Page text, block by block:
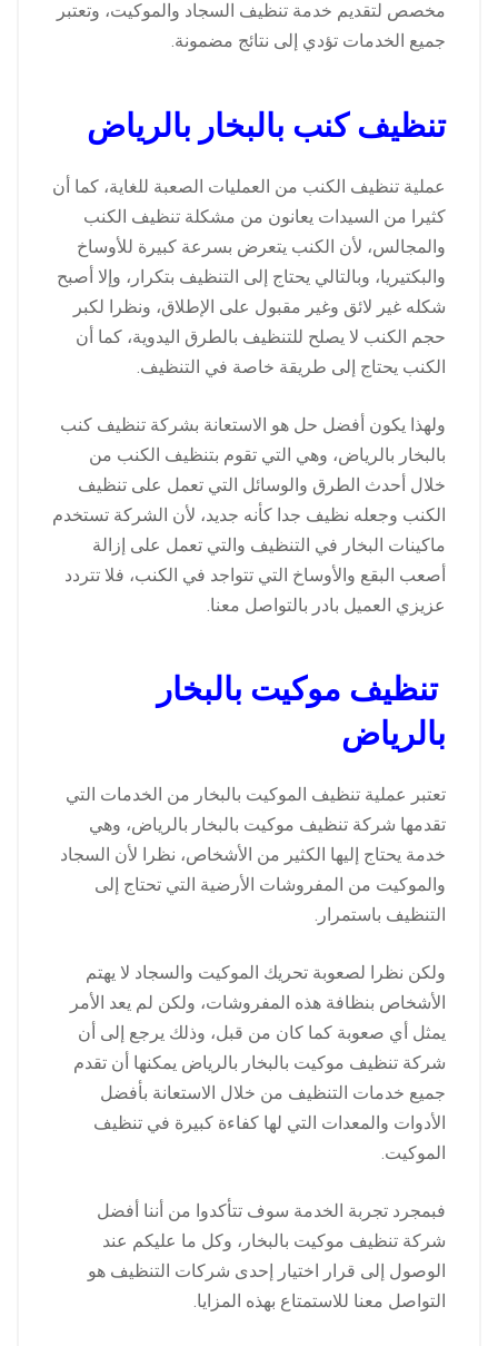
مخصص لتقديم خدمة تنظيف السجاد والموكيت، وتعتبر
جميع الخدمات تؤدي إلى نتائج مضمونة.
تنظيف كنب بالبخار بالرياض
عملية تنظيف الكنب من العمليات الصعبة للغاية، كما أن
كثيرا من السيدات يعانون من مشكلة تنظيف الكنب
والمجالس، لأن الكنب يتعرض بسرعة كبيرة للأوساخ
والبكتيريا، وبالتالي يحتاج إلى التنظيف بتكرار، وإلا أصبح
شكله غير لائق وغير مقبول على الإطلاق، ونظرا لكبر
حجم الكنب لا يصلح للتنظيف بالطرق اليدوية، كما أن
الكنب يحتاج إلى طريقة خاصة في التنظيف.
ولهذا يكون أفضل حل هو الاستعانة بشركة تنظيف كنب
بالبخار بالرياض، وهي التي تقوم بتنظيف الكنب من
خلال أحدث الطرق والوسائل التي تعمل على تنظيف
الكنب وجعله نظيف جدا كأنه جديد، لأن الشركة تستخدم
ماكينات البخار في التنظيف والتي تعمل على إزالة
أصعب البقع والأوساخ التي تتواجد في الكنب، فلا تتردد
عزيزي العميل بادر بالتواصل معنا.
تنظيف موكيت بالبخار
بالرياض
تعتبر عملية تنظيف الموكيت بالبخار من الخدمات التي
تقدمها شركة تنظيف موكيت بالبخار بالرياض، وهي
خدمة يحتاج إليها الكثير من الأشخاص، نظرا لأن السجاد
والموكيت من المفروشات الأرضية التي تحتاج إلى
التنظيف باستمرار.
ولكن نظرا لصعوبة تحريك الموكيت والسجاد لا يهتم
الأشخاص بنظافة هذه المفروشات، ولكن لم يعد الأمر
يمثل أي صعوبة كما كان من قبل، وذلك يرجع إلى أن
شركة تنظيف موكيت بالبخار بالرياض يمكنها أن تقدم
جميع خدمات التنظيف من خلال الاستعانة بأفضل
الأدوات والمعدات التي لها كفاءة كبيرة في تنظيف
الموكيت.
فبمجرد تجربة الخدمة سوف تتأكدوا من أننا أفضل
شركة تنظيف موكيت بالبخار، وكل ما عليكم عند
الوصول إلى قرار اختيار إحدى شركات التنظيف هو
التواصل معنا للاستمتاع بهذه المزايا.